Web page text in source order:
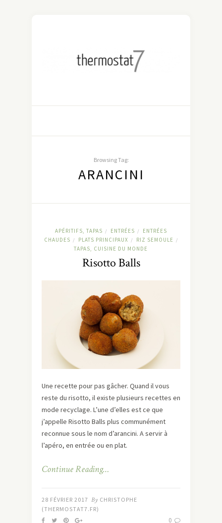
Browsing Tag:
ARANCINI
APÉRITIFS, TAPAS / ENTRÉES /
ENTRÉES
CHAUDES / PLATS PRINCIPAUX / RIZ SEMOULE /
TAPAS, CUISINE DU MONDE
Risotto Balls
Une recette pour pas gâcher. Quand il vous
reste du risotto, il existe plusieurs recettes en
mode recyclage. L’une d’elles est ce que
j’appelle Risotto Balls plus communément
reconnue sous le nom d’arancini. A servir à
l’apéro, en entrée ou en plat.
Continue Reading…
28 FÉVRIER 2017 By CHRISTOPHE
(THERMOSTAT7.FR)
0